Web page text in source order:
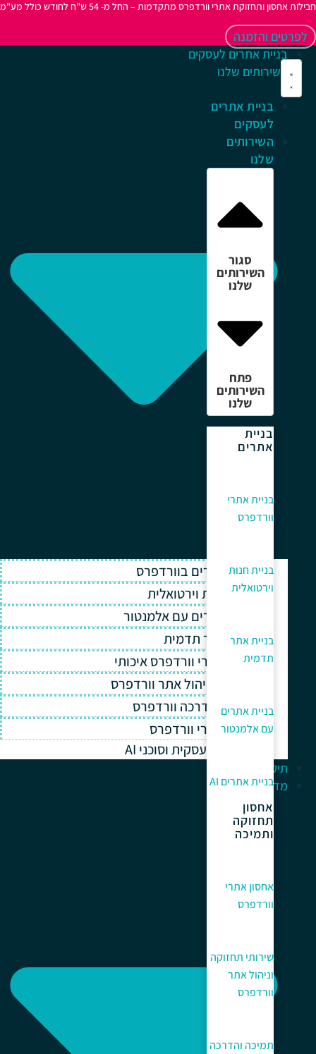
אחסון ותחזוקת אתרי וורדפרס מתקדמות – החל מ- 54 ש"ח לחודש כולל מע"מ
לפרטים והזמנה
בניית אתרים
לעסקים
השירותים
שלנו
סגור
השירותים
שלנו
פתח
השירותים
שלנו
בניית
אתרים
בניית אתרי
וורדפרס
בניית חנות
וירטואלית
בניית אתר
תדמית
בניית אתרים
עם אלמנטור
בניית אתרים AI
אחסון
תחזוקה
ותמיכה
אחסון אתרי
וורדפרס
שירותי תחזוקה
וניהול אתר
וורדפרס
תמיכה והדרכה
בניית אתרים לעסקים
השירותים שלנו
בניית אתרים בוורדפרס
בניית חנות וירטואלית
בניית אתרים עם אלמנטור
בניית אתר תדמית
אחסון אתרי וורדפרס איכותי
תחזוקה וניהול אתר וורדפרס
תמיכה והדרכה וורדפרס
קידום אתרי וורדפרס
אוטומציה עסקית וסוכני AI
תיק עבודות
מדריך למתחלים